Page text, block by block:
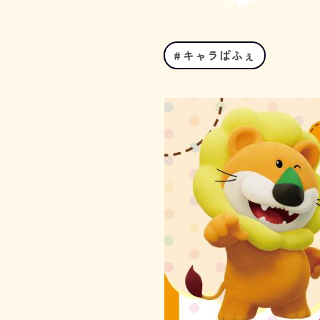
キャラぱふぇ